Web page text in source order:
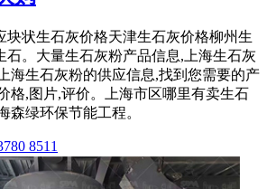
块状生石灰价格天津生石灰价格柳州生
石。大量生石灰粉产品信息,上海生石灰
海生石灰粉的供应信息,找到您需要的产
格,图片,评价。上海市区哪里有卖生石
森绿环保节能工程。
8511